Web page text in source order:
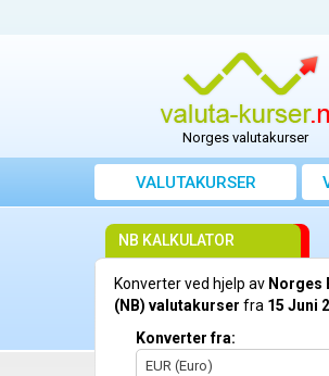
Norges valutakurser
VALUTAKURSER
NB KALKULATOR
Konverter ved hjelp av Norges
(NB) valutakurser fra 15 Juni
Konverter fra:
EUR (Euro)